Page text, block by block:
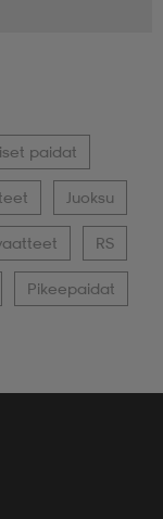
paidat
Juoksu
RS
Pikeepaidat